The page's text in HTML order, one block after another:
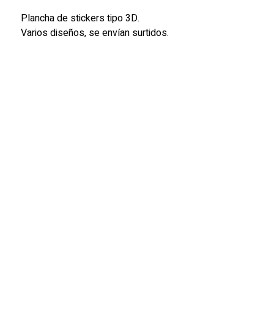
Plancha de stickers tipo 3D.
Varios diseños, se envían surtidos.